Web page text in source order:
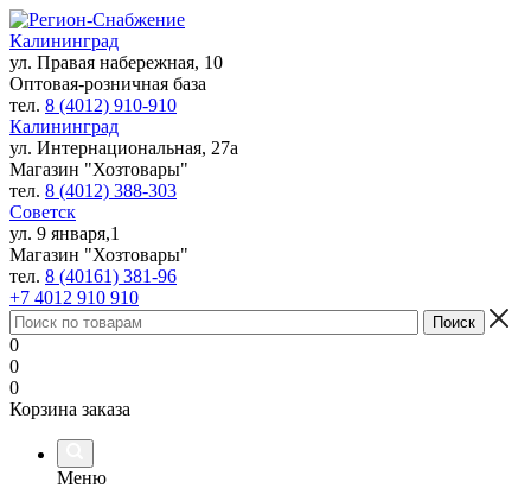
Калининград
ул. Правая набережная, 10
Оптовая-розничная база
тел. 8 (4012) 910-910
Калининград
ул. Интернациональная, 27а
Магазин "Хозтовары"
тел. 8 (4012) 388-303
Советск
ул. 9 января,1
Магазин "Хозтовары"
тел. 8 (40161) 381-96
+7 4012 910 910
0
0
0
Корзина заказа
Меню